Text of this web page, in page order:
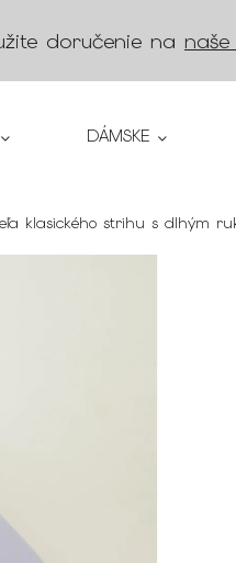
doručenie na
DÁMSKE
klasického strihu s dlhým